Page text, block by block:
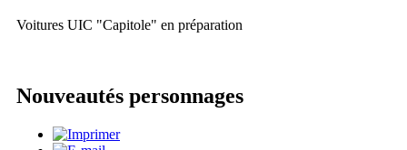
Voitures UIC "Capitole" en préparation
Nouveautés personnages